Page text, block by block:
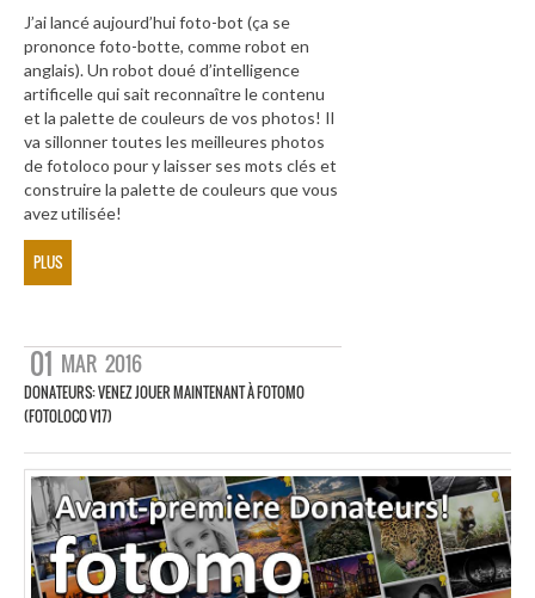
J’ai lancé aujourd’hui foto-bot (ça se
prononce foto-botte, comme robot en
anglais). Un robot doué d’intelligence
artificelle qui sait reconnaître le contenu
et la palette de couleurs de vos photos! Il
va sillonner toutes les meilleures photos
de fotoloco pour y laisser ses mots clés et
construire la palette de couleurs que vous
avez utilisée!
PLUS
01 MAR 2016
DONATEURS: VENEZ JOUER MAINTENANT À FOTOMO
(FOTOLOCO V17)